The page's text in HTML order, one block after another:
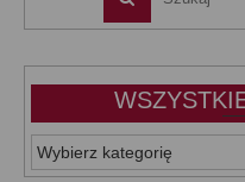
WSZYSTKIE
KATEGORIE: